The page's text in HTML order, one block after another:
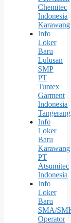
Chemitec
Indonesia
Karawang
Info
Loker
Baru
Lulusan
SMP
PT
Tuntex
Garment
Indonesia
Tangerang
Info
Loker
Baru
Karawang
PT
Atsumitec
Indonesia
Info
Loker
Baru
SMA/
Operator